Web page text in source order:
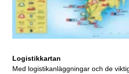
Logistikkartan
Med logistikanläggningar och de